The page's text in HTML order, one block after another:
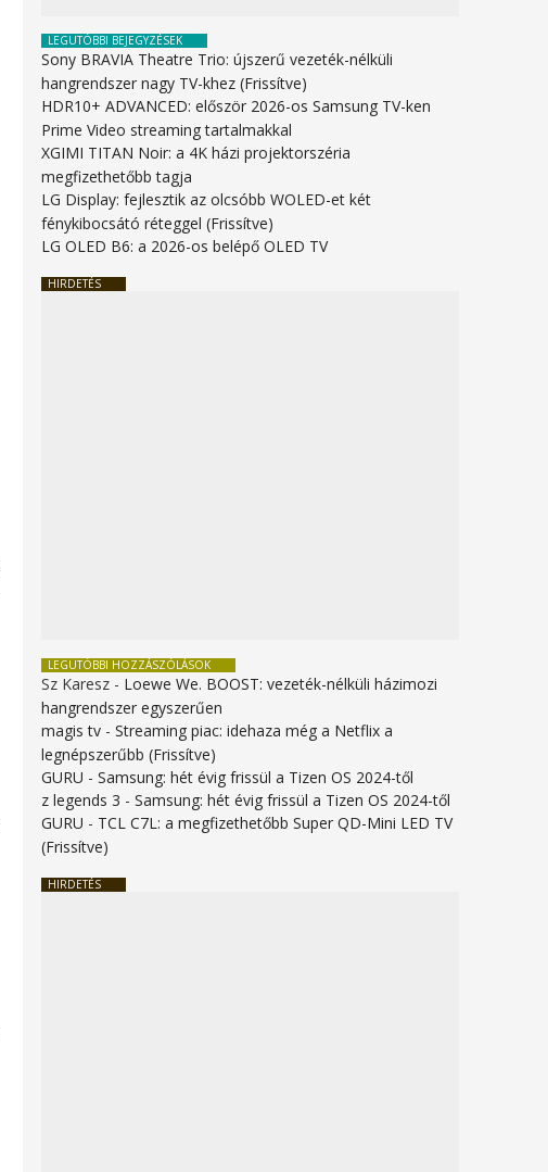
LEGUTÓBBI BEJEGYZÉSEK
Sony BRAVIA Theatre Trio: újszerű vezeték-nélküli
hangrendszer nagy TV-khez (Frissítve)
HDR10+ ADVANCED: először 2026-os Samsung TV-ken
Prime Video streaming tartalmakkal
XGIMI TITAN Noir: a 4K házi projektorszéria
megfizethetőbb tagja
LG Display: fejlesztik az olcsóbb WOLED-et két
fénykibocsátó réteggel (Frissítve)
LG OLED B6: a 2026-os belépő OLED TV
HIRDETÉS
LEGUTÓBBI HOZZÁSZÓLÁSOK
Sz Karesz - Loewe We. BOOST: vezeték-nélküli házimozi
hangrendszer egyszerűen
magis tv -Streaming piac: idehaza még a Netflix a
legnépszerűbb (Frissítve)
GURU -Samsung: hét évig frissül a Tizen OS 2024-től
z legends 3 -Samsung: hét évig frissül a Tizen OS 2024-től
GURU - TCL C7L: a megfizethetőbb Super QD-Mini LED TV
(Frissítve)
HIRDETÉS